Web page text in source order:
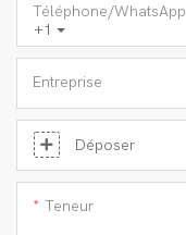
+1
Téléphone/WhatsApp
Entreprise
Déposer
Teneur